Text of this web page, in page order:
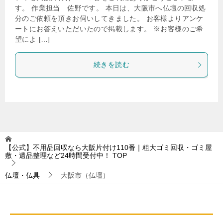
す。 作業担当 佐野です。 本日は、大阪市へ仏壇の回収処
分のご依頼を頂きお伺いしてきました。 お客様よりアンケ
ートにお答えいただいたので掲載します。 ※お客様のご希
望によ […]
続きを読む
【公式】不用品回収なら大阪片付け110番｜粗大ゴミ回収・ゴミ屋
敷・遺品整理など24時間受付中！
TOP
仏壇・仏具 大阪市（仏壇）